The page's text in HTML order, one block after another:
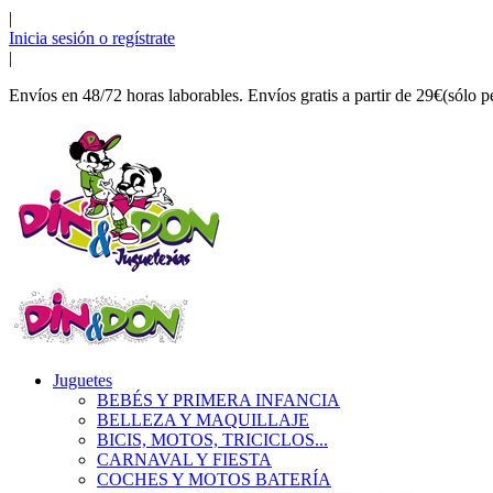
|
Inicia sesión o regístrate
|
Envíos en 48/72 horas laborables. Envíos gratis a partir de 29€(sólo
Juguetes
BEBÉS Y PRIMERA INFANCIA
BELLEZA Y MAQUILLAJE
BICIS, MOTOS, TRICICLOS...
CARNAVAL Y FIESTA
COCHES Y MOTOS BATERÍA